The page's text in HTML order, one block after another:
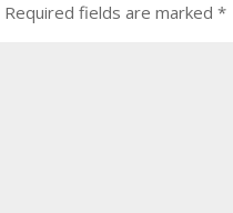
Required fields are marked*